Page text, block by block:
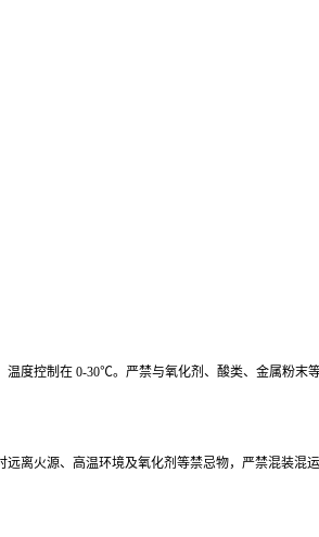
温度控制在 0-30℃。严禁与氧化剂、酸类、金属粉末
离火源、高温环境及氧化剂等禁忌物，严禁混装混